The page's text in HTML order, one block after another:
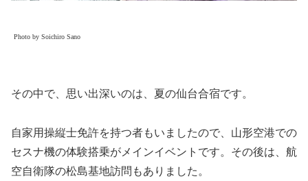
Photo by Soichiro Sano
その中で、思い出深いのは、夏の仙台合宿です。
自家用操縦士免許を持つ者もいましたので、山形空港での
セスナ機の体験搭乗がメインイベントです。その後は、航
空自衛隊の松島基地訪問もありました。